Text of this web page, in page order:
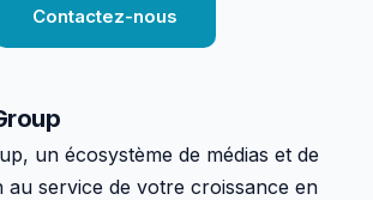
Contactez-nous
un écosystème de médias et de
au service de votre croissance en